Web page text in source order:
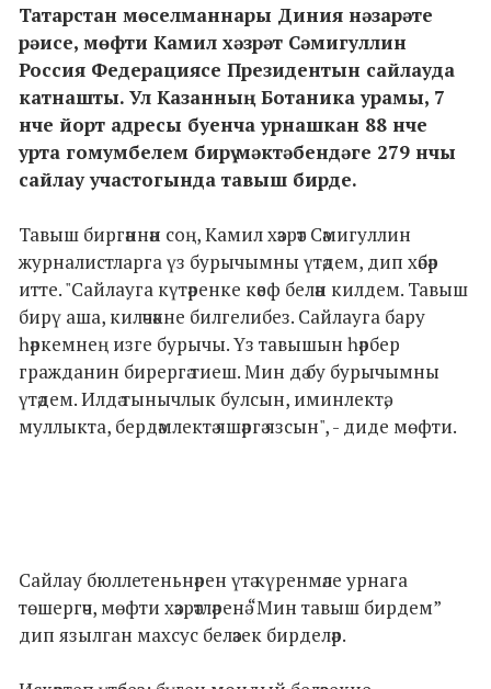
Татарстан мөселманнары Диния нәзарәте
рәисе, мөфти Камил хәзрәт Сәмигуллин
Россия Федерациясе Президентын сайлауда
катнашты. Ул Казанның Ботаника урамы, 7
нче йорт адресы буенча урнашкан 88 нче
урта гомумбелем бирү мәктәбендәге 279 нчы
сайлау участогында тавыш бирде.
Тавыш биргәннән соң, Камил хәзрәт Сәмигуллин
журналистларга үз бурычымны үтәдем, дип хәбәр
итте. "Сайлауга күтәренке кәеф белән килдем. Тавыш
бирү аша, киләчәкне билгелибез. Сайлауга бару
һәркемнең изге бурычы. Үз тавышын һәрбер
гражданин бирергә тиеш. Мин дә бу бурычымны
үтәдем. Илдә тынычлык булсын, иминлектә,
муллыкта, бердәмлектә яшәргә язсын", - диде мөфти.
Сайлау бюллетеньнәрен үтә күренмәле урнага
төшергәч, мөфти хәзрәтләренә “Мин тавыш бирдем”
дип язылган махсус беләзек бирделәр.